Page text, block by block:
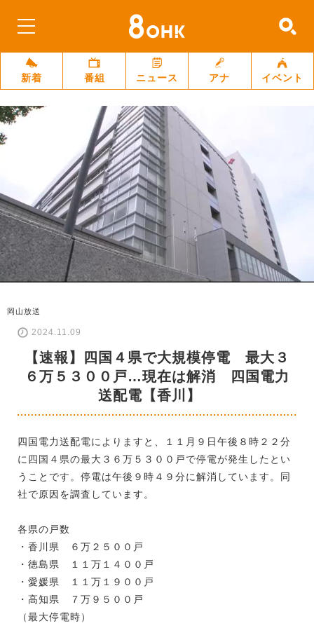
新着 番組 ニュース アナ イベント
岡山放送
2024.11.09
【速報】四国４県で大規模停電 最大３
６万５３００戸…現在は解消 四国電力
送配電【香川】
四国電力送配電によりますと、１１月９日午後８時２２分
に四国４県の最大３６万５３００戸で停電が発生したとい
うことです。停電は午後９時４９分に解消しています。同
社で原因を調査しています。
各県の戸数
・香川県 ６万２５００戸
・徳島県 １１万１４００戸
・愛媛県 １１万１９００戸
・高知県 ７万９５００戸
（最大停電時）